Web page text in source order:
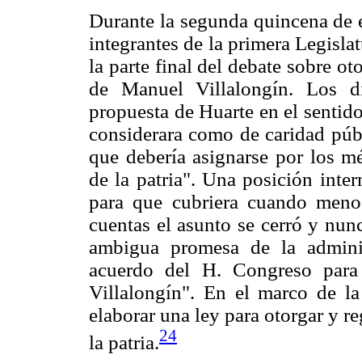
Durante la segunda quincena
integrantes de la primera
la parte final del debate sobre
de Manuel Villalongín. Los
propuesta de Huarte en el
considerara como de caridad
que debería asignarse por los
de la patria". Una posición
para que cubriera cuando
cuentas el asunto se cerró y
ambigua promesa de la
acuerdo del H. Congreso
Villalongín". En el marco de
elaborar una ley para otorgar y
la patria.24